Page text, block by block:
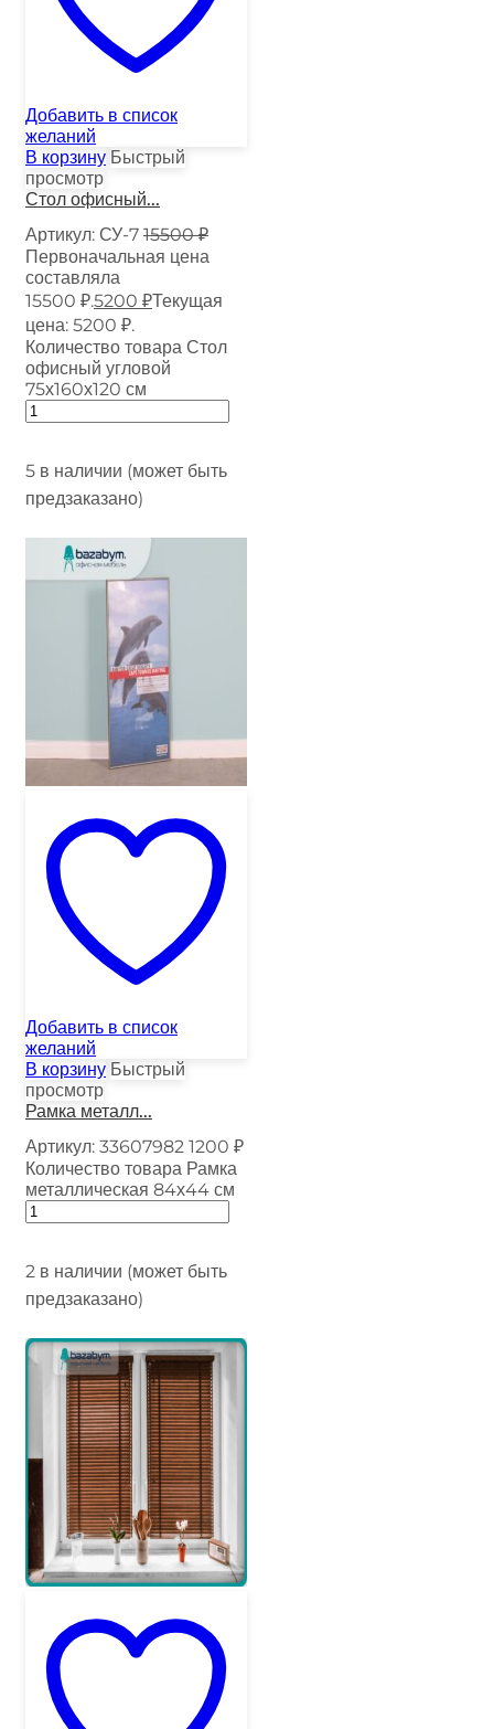
Добавить в список
желаний
В корзину Быстрый
просмотр
Стол офисный...
Артикул: СУ-7 15500₽
Первоначальная цена
составляла
15500 ₽.5200 ₽Текущая
цена: 5200 ₽.
Количество товара Стол
офисный угловой
75х160х120 см
5 в наличии (может быть
предзаказано)
Добавить в список
желаний
В корзину Быстрый
просмотр
Рамка металл...
Артикул: 33607982 1200 ₽
Количество товара Рамка
металлическая 84х44 см
2 в наличии (может быть
предзаказано)